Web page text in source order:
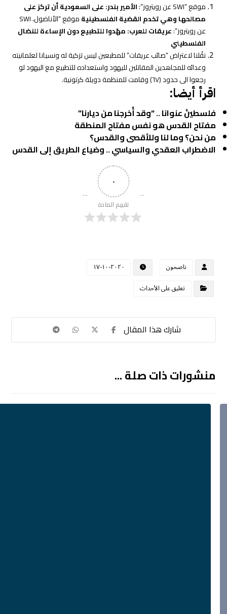
موقع “SWI عن رويتروز”:
الأمير بندر: على السعودية أن تركز على
مصالحها وهي تخدم القضية الفلسطينية
موقع “الأناضول، SWI
عن رويتروز”:عريقات للعرب: مهّدوا للتطبيع دون الإساءة للنضال
الفلسطيني
نقْلنا لاعتراض “صائب عريقات” للمطبعين ليس تزكية له ونسيانا لعلمانيته
وعدائه للمجاهدين المقاتلين لليهود واستعداده للتطبيع مع اليهود لو
رجعوا الى حدود (٦٧) وقامت للمنظمة دويلة كرتونية.
اقرأ أيضا:
فلسطينُ عنوانا .. “وقد أُخرجنا من ديارنا”
مفتاح القدس هو نفس مفتاح المنطقة
من نحن؟ وما لنا وللأقصى والقدس؟
الاضطراب العقدي والسياسي .. وضياع الطريق إلى القدس
٠
تقييم المادة
ناصحون
٢٠٢٠-١٠-١٧
تعليق على الأحداث
منشورات ذات صلة ...